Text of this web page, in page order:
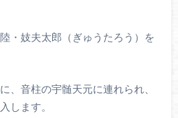
・妓夫太郎（ぎゅうたろう）を
、音柱の宇髄天元に連れられ、
します。